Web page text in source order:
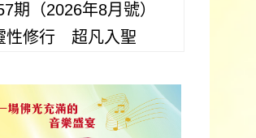
期（2026年8月號）
性修行 超凡入聖